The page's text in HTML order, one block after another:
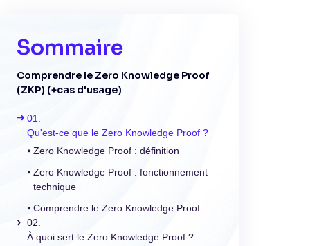
Sommaire
Comprendre le Zero Knowledge Proof
(ZKP) (+cas d'usage)
Qu'est-ce que le Zero Knowledge Proof ?
Zero Knowledge Proof : définition
Zero Knowledge Proof : fonctionnement
technique
Comprendre le Zero Knowledge Proof
À quoi sert le Zero Knowledge Proof ?